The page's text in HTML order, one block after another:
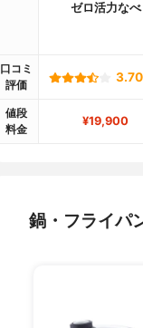
ゼロ活力なべ
口コミ
評価
3.70
値段
料金
¥19,900
鍋・フライパ